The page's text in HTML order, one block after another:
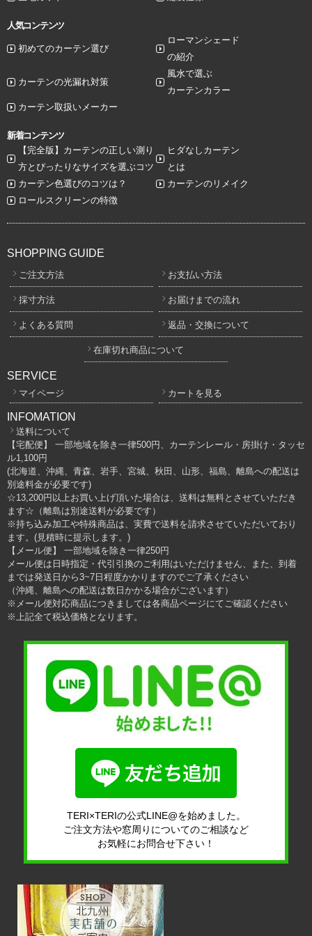
人気コンテンツ
初めてのカーテン選び
ローマンシェード
の紹介
カーテンの光漏れ対策
風水で選ぶ
カーテンカラー
カーテン取扱いメーカー
新着コンテンツ
【完全版】カーテンの正しい測り
方とぴったりなサイズを選ぶコツ
ヒダなしカーテン
とは
カーテン色選びのコツは？
カーテンのリメイク
ロールスクリーンの特徴
SHOPPING GUIDE
ご注文方法 お支払い方法
採寸方法 お届けまでの流れ
よくある質問 返品・交換について
在庫切れ商品について
SERVICE
マイページ カートを見る
INFOMATION
送料について
【宅配便】 一部地域を除き一律500円、カーテンレール・房掛け・タッセ
ル1,100円
(北海道、沖縄、青森、岩手、宮城、秋田、山形、福島、離島への配送は
別途料金が必要です)
☆13,200円以上お買い上げ頂いた場合は、送料は無料とさせていただき
ます☆（離島は別途送料が必要です）
※持ち込み加工や特殊商品は、実費で送料を請求させていただいており
ます。(見積時に提示します。)
【メール便】 一部地域を除き一律250円
メール便は日時指定・代引引換のご利用はいただけません、また、到着
までは発送日から3~7日程度かかりますのでご了承ください
（沖縄、離島への配送は数日かかる場合がございます）
※メール便対応商品につきましては各商品ページにてご確認ください
※上記全て税込価格となります。
TERI×TERIの公式LINE@を始めました。
ご注文方法や窓周りについてのご相談など
お気軽にお問合せ下さい！